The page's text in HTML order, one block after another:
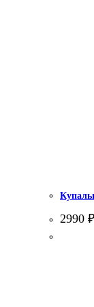
2990 ₽